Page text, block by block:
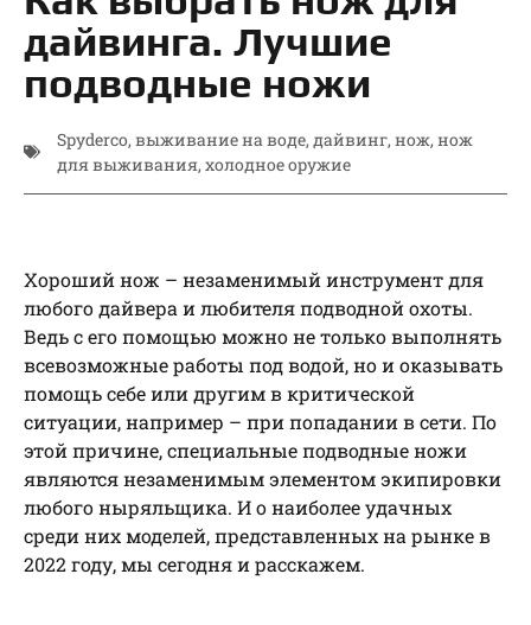
дайвинга. Лучшие
подводные ножи
Spyderco, выживание на воде, дайвинг, нож, нож
для выживания, холодное оружие
Хороший нож – незаменимый инструмент для
любого дайвера и любителя подводной охоты.
Ведь с его помощью можно не только выполнять
всевозможные работы под водой, но и оказывать
помощь себе или другим в критической
ситуации, например – при попадании в сети. По
этой причине, специальные подводные ножи
являются незаменимым элементом экипировки
любого ныряльщика. И о наиболее удачных
среди них моделей, представленных на рынке в
2022 году, мы сегодня и расскажем.